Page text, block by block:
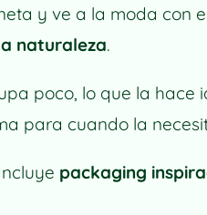
y ve a la moda con
naturaleza.
poco, lo que la hace
para cuando la
packaging